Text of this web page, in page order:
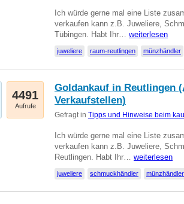
Ich würde gerne mal eine Liste
verkaufen kann z.B. Juweliere,
Tübingen. Habt Ihr… weiterlesen
juweliere raum-reutlingen münzhändler
4491
Aufrufe
Goldankauf in Reutlingen
Verkaufstellen)
Gefragt in Tipps und Hinweise beim
Ich würde gerne mal eine Liste
verkaufen kann z.B. Juweliere,
Reutlingen. Habt Ihr… weiterlesen
juweliere schmuckhändler münzhändler